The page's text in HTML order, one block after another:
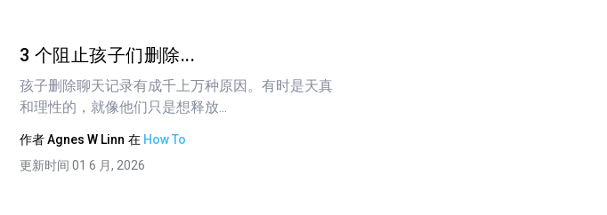
分享这篇文章
3 个阻止孩子们删除...
孩子删除聊天记录有成千上万种原因。有时是天真
和理性的，就像他们只是想释放...
作者Agnes W Linn 在 How To
更新时间 01 6 月, 2026